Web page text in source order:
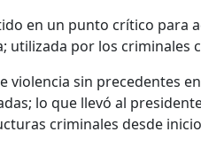
en un punto crítico para
utilizada por los criminales
violencia sin precedentes
lo que llevó al
criminales desde